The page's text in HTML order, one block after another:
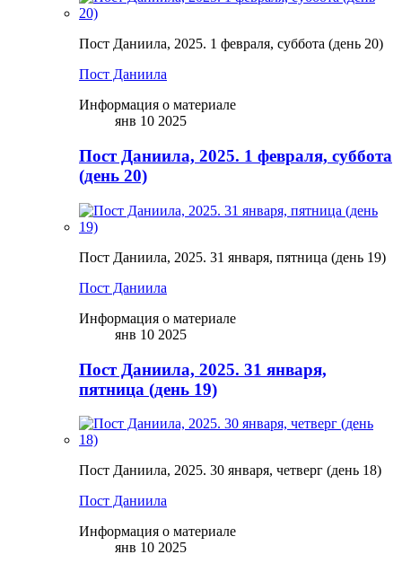
Пост Даниила, 2025. 1 февраля, суббота (день 20)
Пост Даниила
Информация о материале
янв 10 2025
Пост Даниила, 2025. 1 февраля, суббота
(день 20)
Пост Даниила, 2025. 31 января, пятница (день 19)
Пост Даниила
Информация о материале
янв 10 2025
Пост Даниила, 2025. 31 января,
пятница (день 19)
Пост Даниила, 2025. 30 января, четверг (день 18)
Пост Даниила
Информация о материале
янв 10 2025